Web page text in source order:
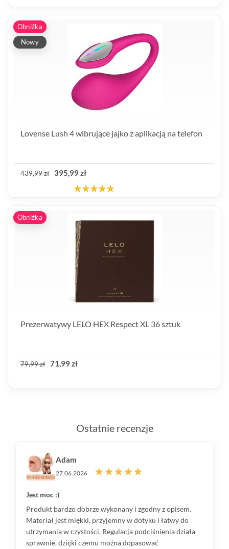
Obniżka
Nowy
Lovense Lush 4 wibrujące jajko z aplikacją na telefon
439,99 zł 395,99 zł
Obniżka
Prezerwatywy LELO HEX Respect XL 36 sztuk
79,99 zł 71,99 zł
Ostatnie recenzje
Adam
27.06.2026
Jest moc :)
Produkt bardzo dobrze wykonany i zgodny z opisem.
Materiał jest miękki, przyjemny w dotyku i łatwy do
utrzymania w czystości. Regulacja podciśnienia działa
sprawnie, dzięki czemu można dopasować